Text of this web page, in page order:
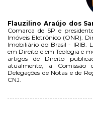
Flauzilino Araújo dos
Comarca de SP e
Imóveis Eletrônico (ONR).
Imobiliário do Brasil - IRIB.
em Direito e em Teologia e
artigos de Direito
atualmente, a Comissão
Delegações de Notas e de
CNJ.